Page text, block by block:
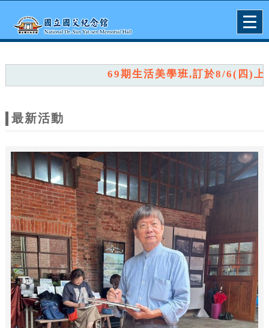
網
站
主
題
69期生活美學班,訂於8/6(四)上午9
最新活動